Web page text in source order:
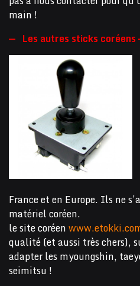
main !
— Les autres sticks coréens
France et en Europe. Ils ne
matériel coréen.
le site coréen
qualité (et aussi très chers),
adapter les myoungshin,
seimitsu !